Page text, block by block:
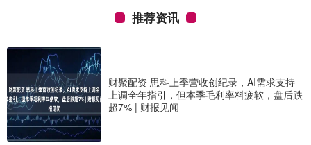
推荐资讯
财聚配资 思科上季营收创纪录，AI需求支持
上调全年指引，但本季毛利率料疲软，盘后跌
超7% | 财报见闻